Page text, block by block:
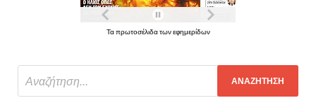
Τα πρωτοσέλιδα των εφημερίδων